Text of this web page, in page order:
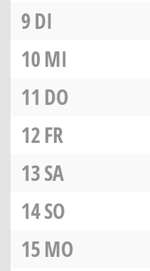
9DI
10MI
11 DO
12FR
13SA
14SO
15MO